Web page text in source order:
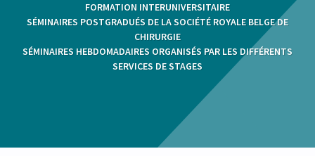
FORMATION INTERUNIVERSITAIRE
SÉMINAIRES POSTGRADUÉS DE LA SOCIÉTÉ ROYALE BELGE DE
CHIRURGIE
SÉMINAIRES HEBDOMADAIRES ORGANISÉS PAR LES DIFFÉRENTS
SERVICES DE STAGES